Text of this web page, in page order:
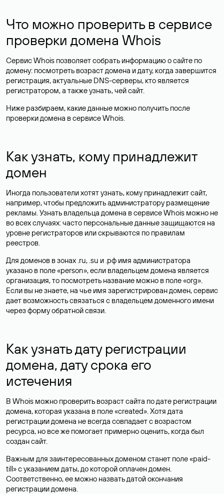
Что можно проверить в сервисе
проверки домена Whois
Сервис Whois позволяет собрать информацию о сайте по
домену: посмотреть возраст домена и дату, когда завершится
регистрация, актуальные DNS-серверы, кто является
регистратором, а также узнать, чей сайт.
Ниже разбираем, какие данные можно получить после
проверки домена в сервисе Whois.
Как узнать, кому принадлежит
домен
Иногда пользователи хотят узнать, кому принадлежит сайт,
например, чтобы предложить администратору размещение
рекламы. Узнать владельца домена в сервисе Whois можно не
во всех случаях: часто персональные данныезащищаются на
уровне регистраторов или скрываются по правилам
реестров.
Для доменов в зонах .ru, .su и .рф имя администратора
указано в поле «person», если владельцем домена является
организация, то посмотреть название можно в поле «org».
Если вы не знаете, на чье имя зарегистрирован домен, сервис
дает возможность связаться с владельцем доменного имени
через форму обратной связи.
Как узнать дату регистрации
домена, дату срока его
истечения
В Whois можно проверить возраст сайта по дате регистрации
домена, которая указана в поле «created». Хотя дата
регистрации домена не всегда совпадает с возрастом
ресурса, но все же помогает примерно оценить, когда был
создан сайт.
Важным для заинтересованных доменом станет поле «paid-
till» с указанием даты, до которой оплачен домен.
Соответственно, ее можно назвать датой окончания
регистрации домена.